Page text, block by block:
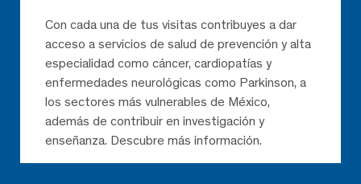
Con cada una de tus visitas contribuyes a dar
acceso a servicios de salud de prevención y alta
especialidad como cáncer, cardiopatías y
enfermedades neurológicas como Parkinson, a
los sectores más vulnerables de México,
además de contribuir en investigación y
enseñanza. Descubre más información.